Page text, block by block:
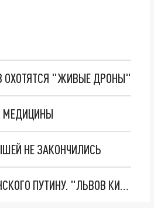
ОХОТЯТСЯ "ЖИВЫЕ ДРОНЫ"
МЕДИЦИНЫ
НЕ ЗАКОНЧИЛИСЬ
НОВОЕ МАСШТАБНЕЙШЕЕ НАСТУПЛЕНИЕ. ТРИ УЛЬТИМАТУМА ЗЕЛЕНСКОГО ПУТИНУ. "ЛЬВОВ КИМА" ПОСТАВЯТ НА ПВО? ГЛОБАЛЬНЫЙ ПРОРЫВ ПОД ЗАПОРОЖЬЕМ